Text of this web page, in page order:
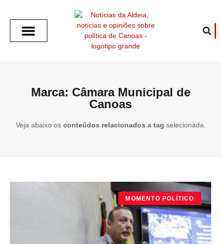
Marca: Câmara Municipal de
Canoas
Veja abaixo os conteúdos relacionados a tag selecionada.
MOMENTO POLÍTICO